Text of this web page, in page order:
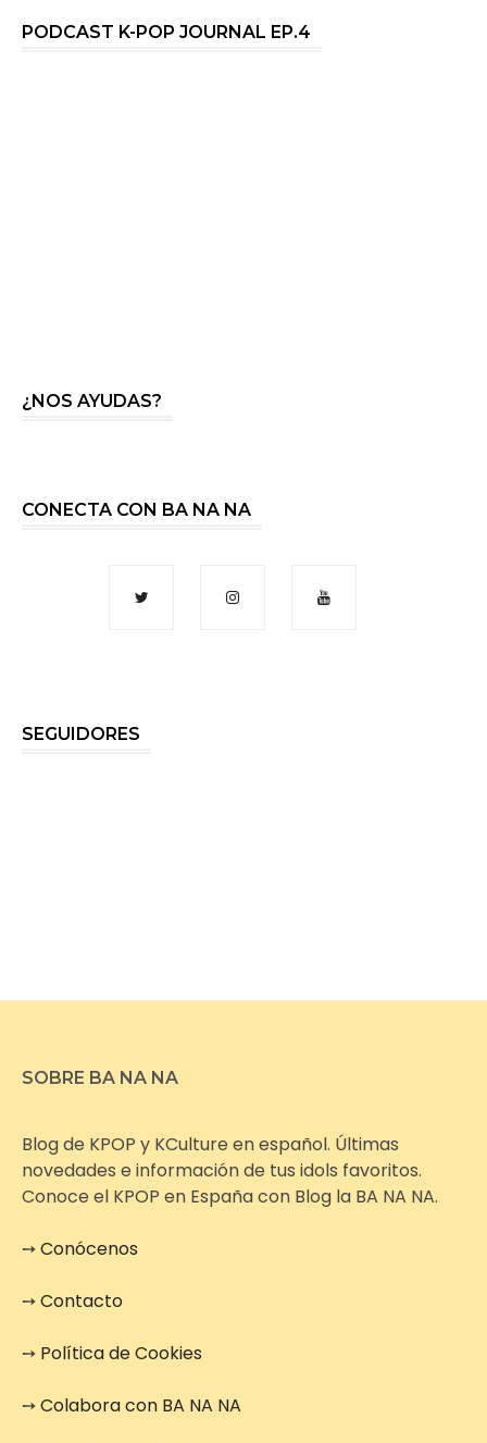
PODCAST K-POP JOURNAL EP.4
¿NOS AYUDAS?
CONECTA CON BA NA NA
SEGUIDORES
SOBRE BA NA NA
Blog de KPOP y KCulture en español. Últimas
novedades e información de tus idols favoritos.
Conoce el KPOP en España con Blog la BA NA NA.
➙Conócenos
➙Contacto
➙ Política de Cookies
➙Colabora con BA NA NA